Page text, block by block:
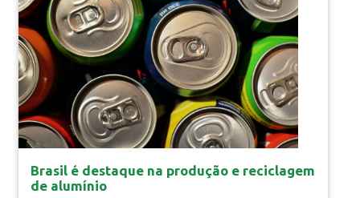
Brasil é destaque na produção e reciclagem
de alumínio